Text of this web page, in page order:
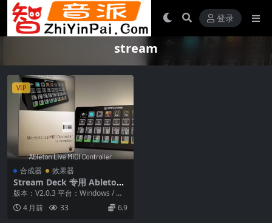
登录
stream
VIP
合成器 效果器
Stream Deck 专用 Ableton
Live MIDI 控制套件 – Sidesh
版本：V2.0.3 平台：Windows / Ma
c OSX 硬件支持：Stre...
4 月前 33 6.9